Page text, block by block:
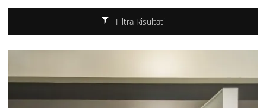
Filtra Risultati